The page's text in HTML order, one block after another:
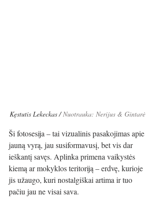
Kęstutis Lekeckas / Nuotrauka: Nerijus & Gintarė
Ši fotosesija – tai vizualinis pasakojimas apie
jauną vyrą, jau susiformavusį, bet vis dar
ieškantį savęs. Aplinka primena vaikystės
kiemą ar mokyklos teritoriją – erdvę, kurioje
jis užaugo, kuri nostalgiškai artima ir tuo
pačiu jau ne visai sava.